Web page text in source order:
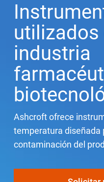
Productos
Industrias
Recursos
Acerca de
Seleccione una zona
utilizados
industria
Ashcroft ofrece
temperatura diseñada
contaminación del